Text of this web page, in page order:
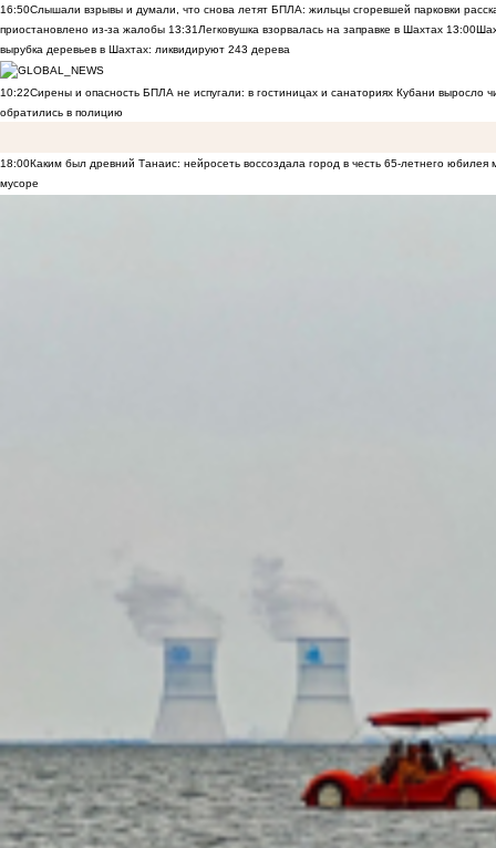
16:50Слышали взрывы и думали, что снова летят БПЛА: жильцы сгоревшей парковки
приостановлено из-за жалобы 13:31Легковушка взорвалась на заправке в Шахтах 13:00
вырубка деревьев в Шахтах: ликвидируют 243 дерева
10:22Сирены и опасность БПЛА не испугали: в гостиницах и санаториях Кубани выросло
обратились в полицию
18:00Каким был древний Танаис: нейросеть воссоздала город в честь 65-летнего юбилея
мусоре